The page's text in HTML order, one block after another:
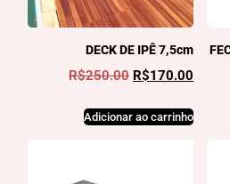
DECK DE IPÊ 7,5cm
R$250.00 R$170.00
Adicionar ao carrinho